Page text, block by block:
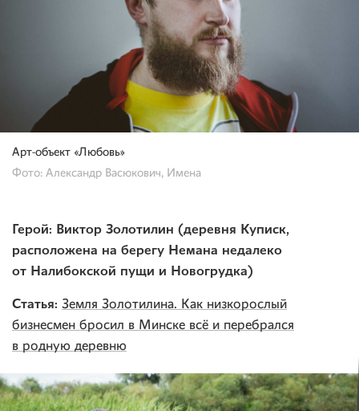
Арт-объект «Любовь»
Фото: Александр Васюкович, Имена
Герой: Виктор Золотилин (деревня Куписк,
расположена на берегу Немана недалеко
от Налибокской пущи и Новогрудка)
Статья: Земля Золотилина. Как низкорослый
бизнесмен бросил в Минске всё и перебрался
в родную деревню